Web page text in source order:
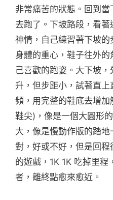
非常痛苦的狀態。回到
去跑了。下坡路段，看
神情，自己練習著下坡
身體的重心，鞋子往外
己喜歡的跑姿。大下坡
升，但步距小，試著直
頻，用完整的鞋底去增
鞋尖)，像是一個大圓形
大，像是慢動作版的踏
對，好或不好，但是回
的遊戲，1K 1K 吃掉里
者，離終點愈來愈近。